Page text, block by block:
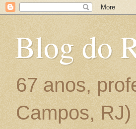
Blog do
67 anos,
Campos,